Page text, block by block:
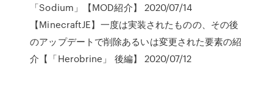
「Sodium」【MOD紹介】 2020/07/14
【MinecraftJE】一度は実装されたものの、その後
のアップデートで削除あるいは変更された要素の紹
介【「Herobrine」 後編】 2020/07/12